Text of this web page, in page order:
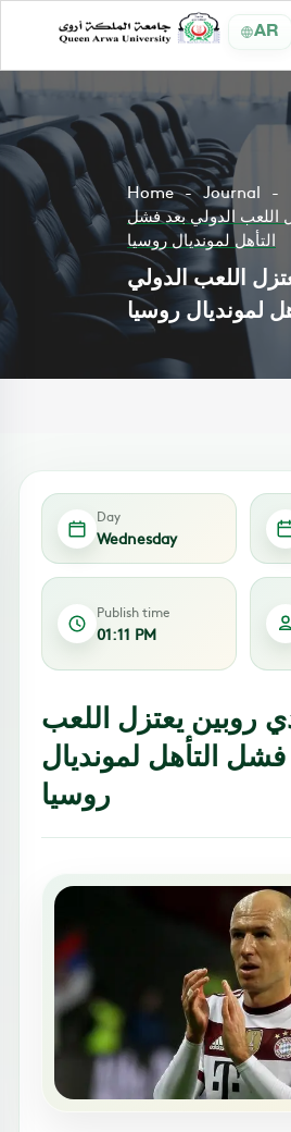
AR
Home
Journal
اللعب الدولي بعد فشل
التأهل لمونديال روسيا
اللعب الدولي
لمونديال روسيا
Day
Wednesday
Publish time
01:11 PM
روبين يعتزل اللعب
التأهل لمونديال
روسيا